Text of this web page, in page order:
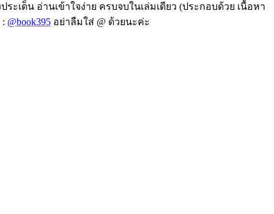
เด็น อ่านเข้าใจง่าย ครบจบในเล่มเดียว (ประกอบด้วย เนื้อหา
@book395 อย่าลืมใส่ @ ด้วยนะค่ะ